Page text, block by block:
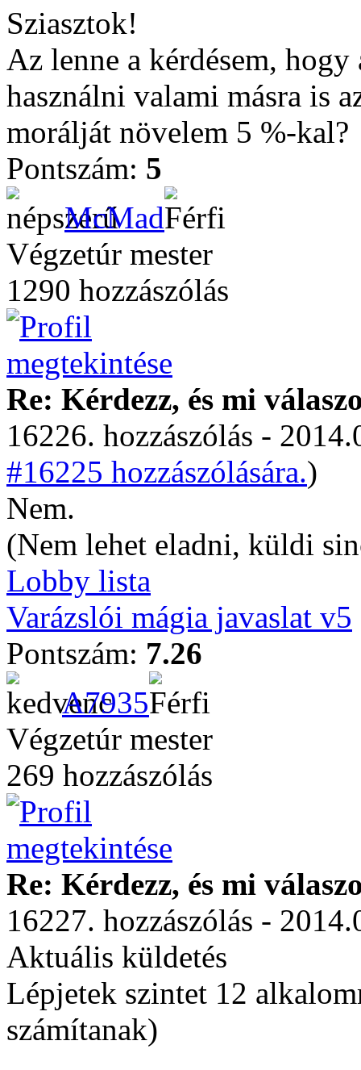
Sziasztok!
Az lenne a kérdésem,
használni valami másra is
morálját növelem 5 %-kal?
Pontszám: 5
McMad
Végzetúr mester
1290 hozzászólás
Re: Kérdezz, és mi
16226. hozzászólás -
#16225 hozzászólására.)
Nem.
(Nem lehet eladni, küldi
Lobby lista
Varázslói mágia javaslat v5
Pontszám: 7.26
A7935
Végzetúr mester
269 hozzászólás
Re: Kérdezz, és mi
16227. hozzászólás -
Aktuális küldetés
Lépjetek szintet 12
számítanak)